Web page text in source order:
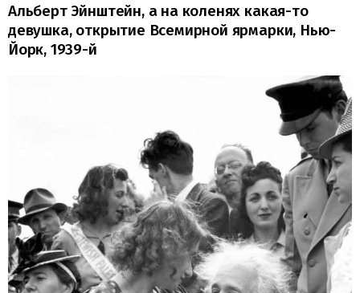
Альберт Эйнштейн, а на коленях какая-то
девушка, открытие Всемирной ярмарки, Нью-
Йорк, 1939-й